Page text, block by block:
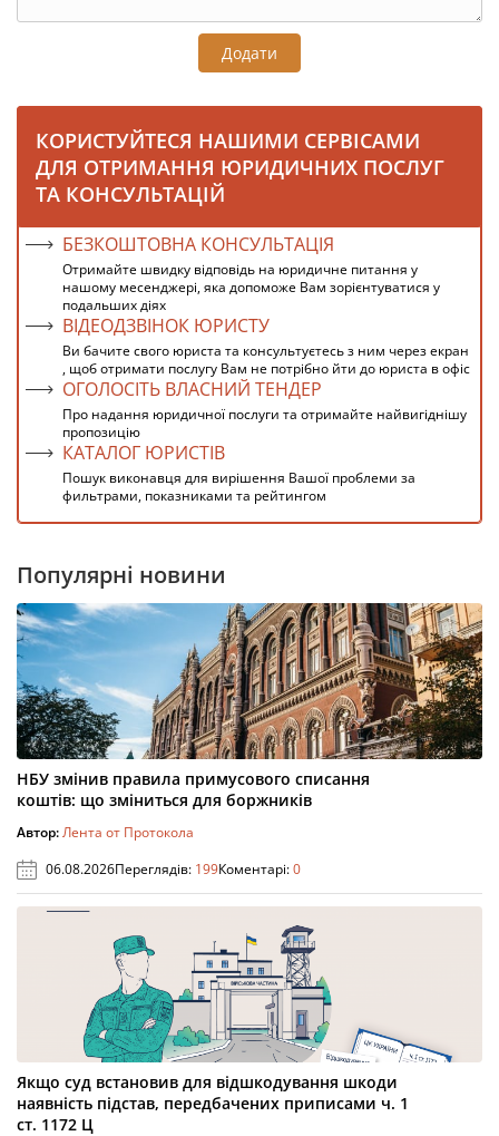
Додати
КОРИСТУЙТЕСЯ НАШИМИ СЕРВІСАМИ
ДЛЯ ОТРИМАННЯ ЮРИДИЧНИХ ПОСЛУГ
ТА КОНСУЛЬТАЦІЙ
БЕЗКОШТОВНА КОНСУЛЬТАЦІЯ
Отримайте швидку відповідь на юридичне питання у
нашому месенджері, яка допоможе Вам зорієнтуватися у
подальших діях
ВІДЕОДЗВІНОК ЮРИСТУ
Ви бачите свого юриста та консультуєтесь з ним через екран
, щоб отримати послугу Вам не потрібно йти до юриста в офіс
ОГОЛОСІТЬ ВЛАСНИЙ ТЕНДЕР
Про надання юридичної послуги та отримайте найвигіднішу
пропозицію
КАТАЛОГ ЮРИСТІВ
Пошук виконавця для вирішення Вашої проблеми за
фильтрами, показниками та рейтингом
Популярні новини
НБУ змінив правила примусового списання
коштів: що зміниться для боржників
Автор:Лента от Протокола
06.08.2026Переглядів: 199Коментарі:0
Якщо суд встановив для відшкодування шкоди
наявність підстав, передбачених приписами ч. 1
ст. 1172 Ц